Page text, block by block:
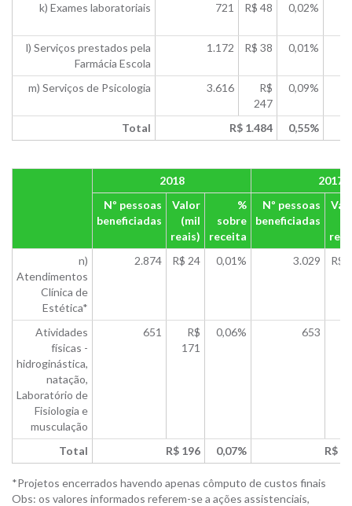
k) Exames laboratoriais 721 R$ 48 0,02%
l) Serviços prestados pela
Farmácia Escola
1.172 R$ 38 0,01%
m) Serviços de Psicologia 3.616
R$
247
0,09%
Total R$ 1.484 0,55%
2018
2017
Nº pessoas
beneficiadas
Valor
(mil
reais)
%
sobre
receita
Nº pessoas
beneficiadas
n)
Atendimentos
Clínica de
Estética*
2.874 R$ 24 0,01% 3.029 R$
Atividades
físicas -
hidroginástica,
natação,
Laboratório de
Fisiologia e
musculação
651
R$
171
0,06% 653
Total R$ 196 0,07% R$
*Projetos encerrados havendo apenas cômputo de custos finais
Obs: os valores informados referem-se a ações assistenciais,